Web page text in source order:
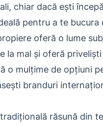
chiar dacă ești
pentru a te bucura
oferă o lume
la mal și oferă
o mulțime de opțiuni
branduri
răsună din